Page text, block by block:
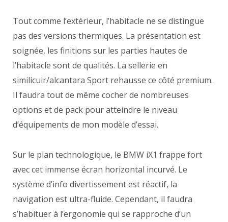
Tout comme l’extérieur, l’habitacle ne se distingue
pas des versions thermiques. La présentation est
soignée, les finitions sur les parties hautes de
l’habitacle sont de qualités. La sellerie en
similicuir/alcantara Sport rehausse ce côté premium.
Il faudra tout de même cocher de nombreuses
options et de pack pour atteindre le niveau
d’équipements de mon modèle d’essai.
Sur le plan technologique, le BMW iX1 frappe fort
avec cet immense écran horizontal incurvé. Le
système d’info divertissement est réactif, la
navigation est ultra-fluide. Cependant, il faudra
s’habituer à l’ergonomie qui se rapproche d’un